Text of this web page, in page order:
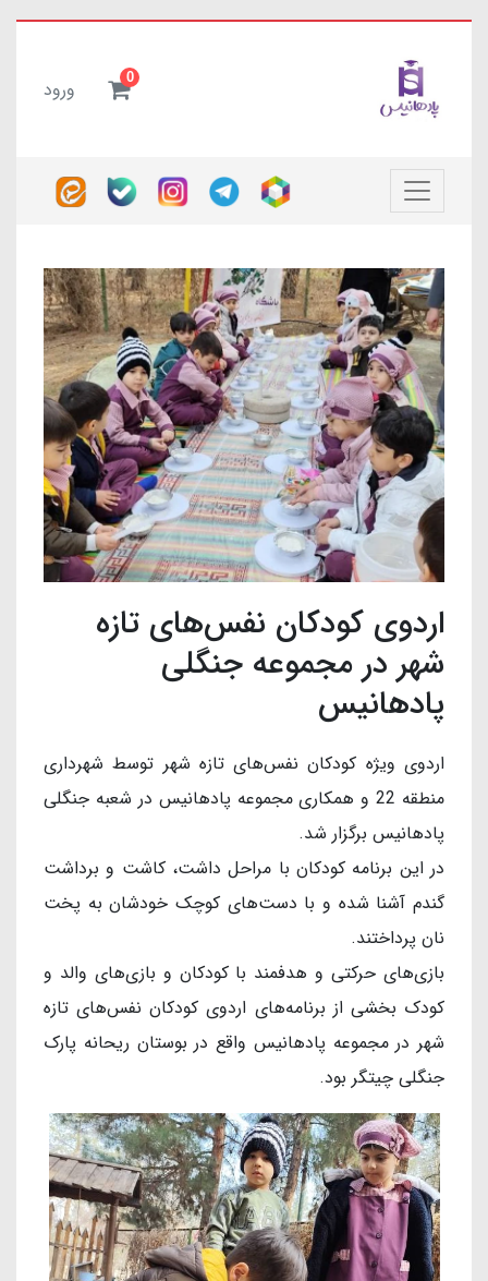
0 ورود
اردوی کودکان نفس‌های تازه
شهر در مجموعه جنگلی
پادهانیس
اردوی ویژه کودکان نفس‌های تازه شهر توسط شهرداری
منطقه 22 و همکاری مجموعه پادهانیس در شعبه جنگلی
پادهانیس برگزار شد.
در این برنامه کودکان با مراحل داشت، کاشت و برداشت
گندم آشنا شده و با دست‌های کوچک خودشان به پخت
نان پرداختند.
بازی‌های حرکتی و هدفمند با کودکان و بازی‌های والد و
کودک بخشی از برنامه‌های اردوی کودکان نفس‌های تازه
شهر در مجموعه پادهانیس واقع در بوستان ریحانه پارک
جنگلی چیتگر بود.